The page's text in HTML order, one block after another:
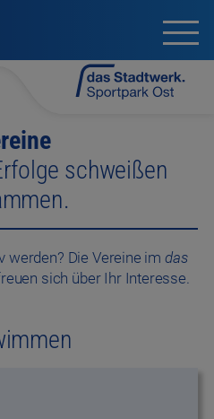
schweißen
werden? Die Vereine im das
sich über Ihr Interesse.